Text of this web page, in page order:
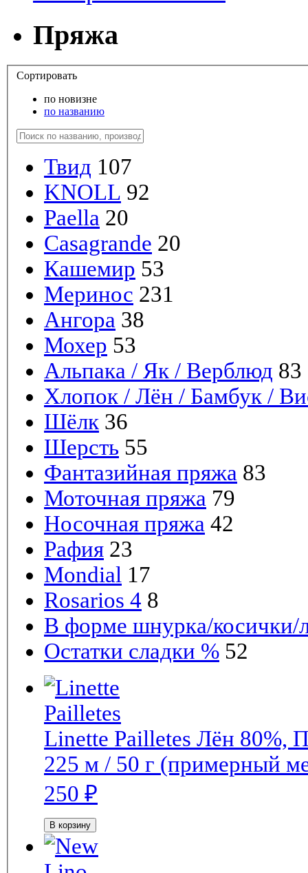
Пряжа
Сортировать
по новизне
по названию
Твид 107
KNOLL 92
Paella 20
Casagrande 20
Кашемир 53
Меринос 231
Ангора 38
Мохер 53
Альпака / Як / Верблюд 83
Хлопок / Лён / Бамбук /
Шёлк 36
Шерсть 55
Фантазийная пряжа 83
Моточная пряжа 79
Носочная пряжа 42
Рафия 23
Mondial 17
Rosarios 4 8
В форме шнурка/косички/
Остатки сладки % 52
Linette Pailletes Лён 80%,
225 м / 50 г (примерный
250 ₽
В корзину